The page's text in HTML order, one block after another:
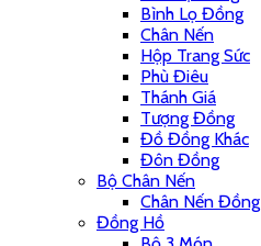
Bình Lọ Đồng
Chân Nến
Hộp Trang Sức
Phù Điêu
Thánh Giá
Tượng Đồng
Đồ Đồng Khác
Đôn Đồng
Bộ Chân Nến
Chân Nến Đồng
Đồng Hồ